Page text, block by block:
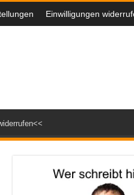
Einwilligungen